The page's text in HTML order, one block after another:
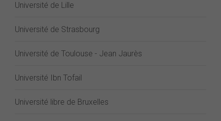
Université de Lille
Université de Strasbourg
Université de Toulouse - Jean Jaurès
Université Ibn Tofail
Université libre de Bruxelles